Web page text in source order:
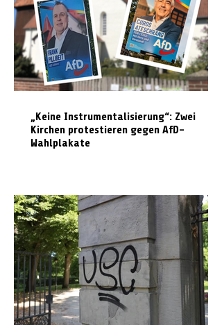
„Keine Instrumentalisierung“: Zwei
Kirchen protestieren gegen AfD-
Wahlplakate